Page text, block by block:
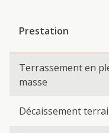
Prestation
Terrassement en
masse
Décaissement